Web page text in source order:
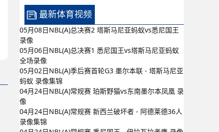
最新体育视频
05月08日NBL(A)总决赛2 塔斯马尼亚蚂蚁vs悉尼国王
录像
05月06日NBL(A)总决赛1 悉尼国王vs塔斯马尼亚蚂蚁
全场录像
05月02日NBL(A)季后赛首轮G3 墨尔本联 - 塔斯马尼亚
蚂蚁 录像集锦
04月24日NBL(A)常规赛 珀斯野猫vs东南墨尔本凤凰 录
像
04月24日NBL(A)常规赛 新西兰破坏者 - 阿德莱德36人
录像集锦